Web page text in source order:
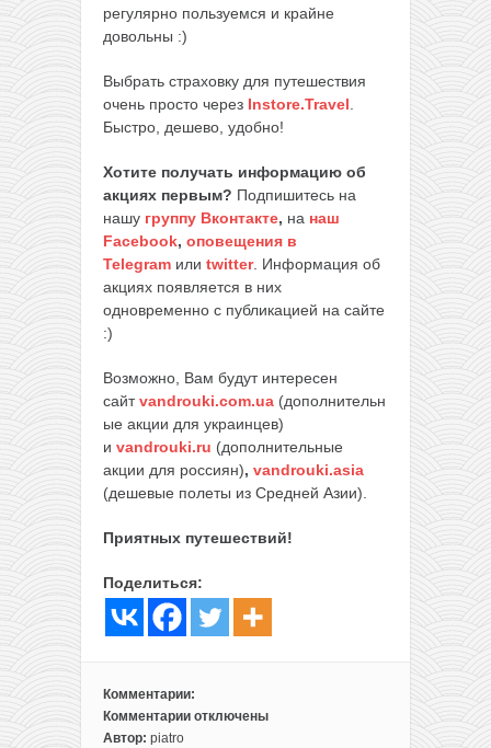
регулярно пользуемся и крайне
довольны :)
Выбрать страховку для путешествия
очень просто через Instore.Travel
Быстро, дешево, удобно!
Хотите получать информацию об
акциях первым? Подпишитесь на
нашу группу Вконтакте, на наш
Facebook, оповещения в
Telegram или twitter. Информация об
акциях появляется в них
одновременно с публикацией на сайте
:)
Возможно, Вам будут интересен
сайтvandrouki.com.ua (дополнительн
ые акции для украинцев)
и vandrouki.ru (дополнительные
акции для россиян), vandrouki.asia
(дешевые полеты из Средней Азии).
Приятных путешествий!
Поделиться:
Комментарии:
Комментарии
к
отключены
Автор: piatro